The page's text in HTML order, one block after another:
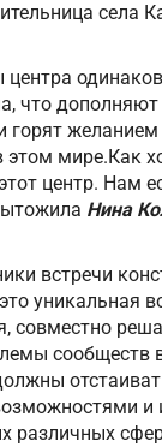
села
центра
что дополняют
горят
этом мире.Как
центр. Нам
Нина
встречи
уникальная
совместно
сообществ
и
различных